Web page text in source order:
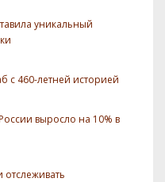
уникальный
с 460-летней историей
выросло на 10% в